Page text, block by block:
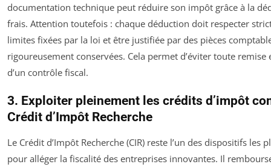
documentation technique peut réduire son impôt grâce à la
frais. Attention toutefois : chaque déduction doit respecter
limites fixées par la loi et être justifiée par des pièces
rigoureusement conservées. Cela permet d’éviter toute remise
d’un contrôle fiscal.
3. Exploiter pleinement les crédits d’impôt
Crédit d’Impôt Recherche
Le Crédit d’Impôt Recherche (CIR) reste l’un des dispositifs les
pour alléger la fiscalité des entreprises innovantes. Il